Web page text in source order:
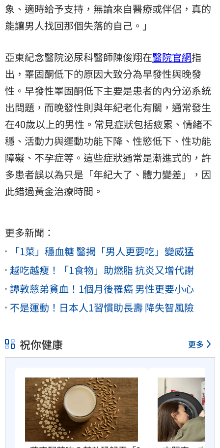
象、適時給予支持，無論來自醫療或伴侶，真的
能讓男人找回那個失落的自己。」
亞東紀念醫院泌尿科醫師陳俊翔在醫院官網指
出，睪固酮低下的原因大致分為早發性與晚發
性。早發性睪固酮低下主要是患者的內分泌系統
出問題，而晚發性則與年紀老化有關，通常發生
在40歲以上的男性。常見症狀包括疲累、情緒不
穩、活動力與運動功能下降、性慾低下、性功能
障礙、不孕症等。這些症狀通常是漸進式的，許
多患者誤以為只是「年紀大了、體力變差」，因
此錯過黃金治療時間。
更多新聞：
「1菜」穩血糖 醫揭「男人更要吃」變威猛
越吃越瘦！「1食物」助燃脂 抗炎又增代謝
譚敦慈弟貧血！1個月後罹癌 男性更要小心
不是運動！日本人1習慣助長壽 降失智風險
祝你健康 更多